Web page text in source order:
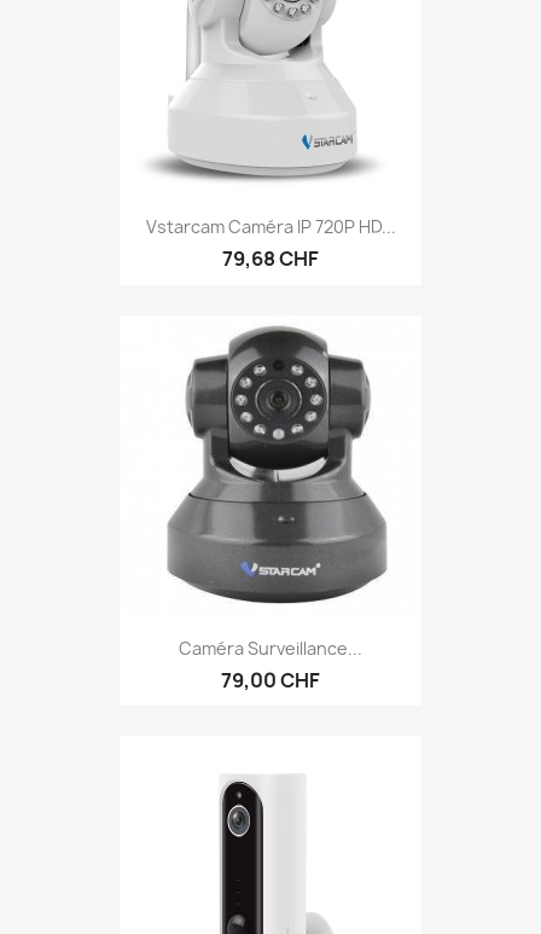
Vstarcam Caméra IP 720P HD...
79,68 CHF
Caméra Surveillance...
79,00 CHF